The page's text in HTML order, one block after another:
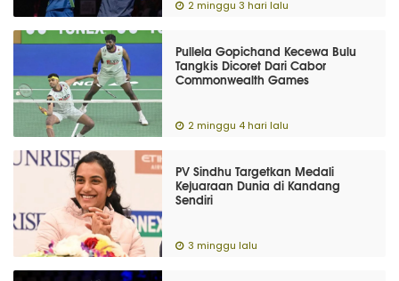
2 minggu 3 hari lalu
Pullela Gopichand Kecewa Bulu
Tangkis Dicoret Dari Cabor
Commonwealth Games
2 minggu 4 hari lalu
PV Sindhu Targetkan Medali
Kejuaraan Dunia di Kandang
Sendiri
3 minggu lalu